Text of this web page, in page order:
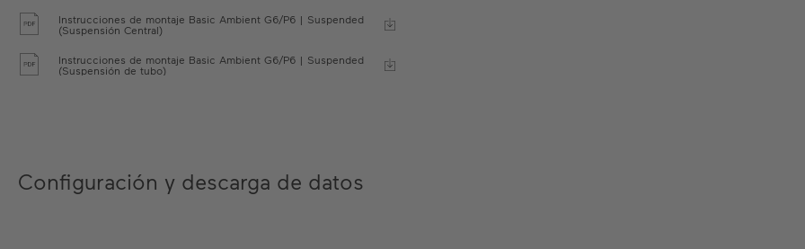
Instrucciones de montaje Basic Ambient G6/P6 | Suspended
(Suspensión Central)
Instrucciones de montaje Basic Ambient G6/P6 | Suspended
(Suspensión de tubo)
Configuración y descarga de datos